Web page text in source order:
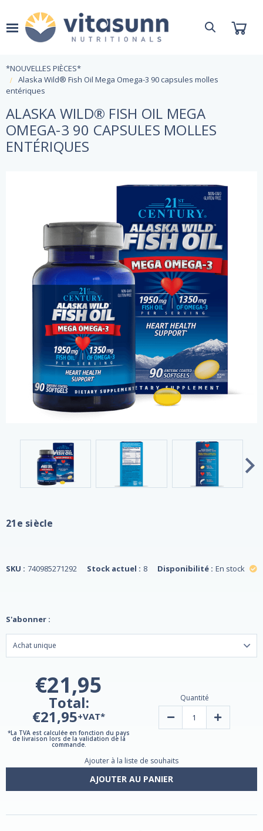
*NOUVELLES PIÈCES*
Alaska Wild® Fish Oil Mega Omega-3 90 capsules molles
entériques
ALASKA WILD® FISH OIL MEGA
OMEGA-3 90 CAPSULES MOLLES
ENTÉRIQUES
21e siècle
SKU : 740985271292 Stock actuel : 8 Disponibilité : En stock
S'abonner :
€21,95
Total:
€21,95+VAT*
*La TVA est calculée en fonction du pays
de livraison lors de la validation de la
commande.
Quantité
Diminuer
Wild®
Fish
Oil
Mega
Omega-
Enteric
Augmenter
Fish
Omega-
Enteric
Ajouter à la liste de souhaits
AJOUTER AU PANIER